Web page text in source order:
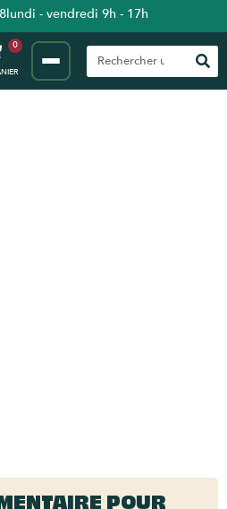
lundi - vendredi 9h - 17h
0
POUR